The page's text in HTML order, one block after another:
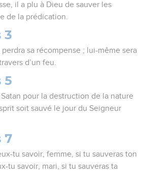
il a plu à Dieu de sauver les
de la prédication.
3
sa récompense ; lui-même sera
d’un feu.
5
pour la destruction de la nature
soit sauvé le jour du Seigneur
7
tu savoir, femme, si tu sauveras ton
tu savoir, mari, si tu sauveras ta